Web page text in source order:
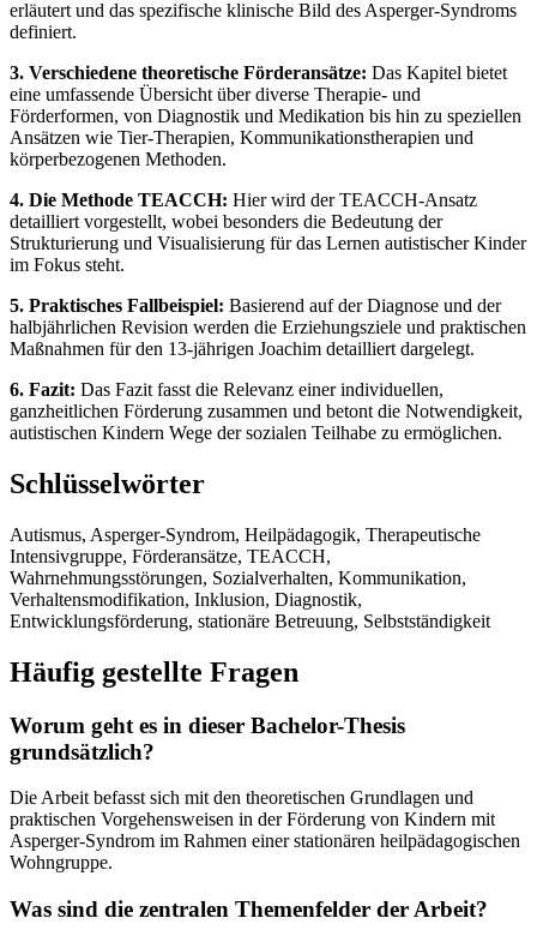
erläutert und das spezifische klinische Bild des Asperger-Syndroms
definiert.
3. Verschiedene theoretische Förderansätze: Das Kapitel bietet
eine umfassende Übersicht über diverse Therapie- und
Förderformen, von Diagnostik und Medikation bis hin zu speziellen
Ansätzen wie Tier-Therapien, Kommunikationstherapien und
körperbezogenen Methoden.
4. Die Methode TEACCH: Hier wird der TEACCH-Ansatz
detailliert vorgestellt, wobei besonders die Bedeutung der
Strukturierung und Visualisierung für das Lernen autistischer Kinder
im Fokus steht.
5. Praktisches Fallbeispiel: Basierend auf der Diagnose und der
halbjährlichen Revision werden die Erziehungsziele und praktischen
Maßnahmen für den 13-jährigen Joachim detailliert dargelegt.
6. Fazit: Das Fazit fasst die Relevanz einer individuellen,
ganzheitlichen Förderung zusammen und betont die Notwendigkeit,
autistischen Kindern Wege der sozialen Teilhabe zu ermöglichen.
Schlüsselwörter
Autismus, Asperger-Syndrom, Heilpädagogik, Therapeutische
Intensivgruppe, Förderansätze, TEACCH,
Wahrnehmungsstörungen, Sozialverhalten, Kommunikation,
Verhaltensmodifikation, Inklusion, Diagnostik,
Entwicklungsförderung, stationäre Betreuung, Selbstständigkeit
Häufig gestellte Fragen
Worum geht es in dieser Bachelor-Thesis
grundsätzlich?
Die Arbeit befasst sich mit den theoretischen Grundlagen und
praktischen Vorgehensweisen in der Förderung von Kindern mit
Asperger-Syndrom im Rahmen einer stationären heilpädagogischen
Wohngruppe.
Was sind die zentralen Themenfelder der Arbeit?